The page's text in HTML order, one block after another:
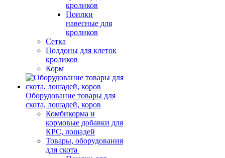
кроликов
Поилки
навесные для
кроликов
Сетка
Поддоны для клеток
кроликов
Корм
Оборудование товары для
скота, лошадей, коров
Комбикорма и
кормовые добавки для
КРС, лошадей
Товары, оборудования
для скота